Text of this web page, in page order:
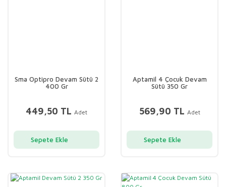
Sma Optipro Devam Sütü 2
400 Gr
449,50 TL Adet
Sepete Ekle
Aptamil 4 Çocuk Devam
Sütü 350 Gr
569,90 TL Adet
Sepete Ekle